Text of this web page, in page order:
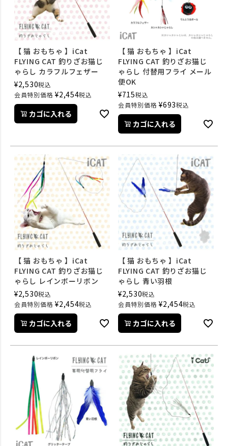
【 猫 おもちゃ 】iCat
FLYING CAT 釣りざお猫じ
ゃらし カラフルフェザー
¥2,530税込
会員特別価格 ¥2,454税込
カゴに入れる
【 猫 おもちゃ 】iCat
FLYING CAT 釣りざお猫じ
ゃらし 付替用フライ メール
便OK
¥715税込
会員特別価格 ¥693税込
カゴに入れる
【 猫 おもちゃ 】iCat
FLYING CAT 釣りざお猫じ
ゃらし レインボーリボン
¥2,530税込
会員特別価格 ¥2,454税込
カゴに入れる
【 猫 おもちゃ 】iCat
FLYING CAT 釣りざお猫じ
ゃらし 青い羽根
¥2,530税込
会員特別価格 ¥2,454税込
カゴに入れる